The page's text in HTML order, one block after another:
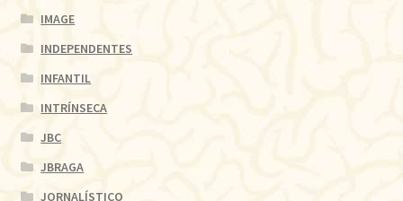
IMAGE
INDEPENDENTES
INFANTIL
INTRÍNSECA
JBC
JBRAGA
JORNALÍSTICO